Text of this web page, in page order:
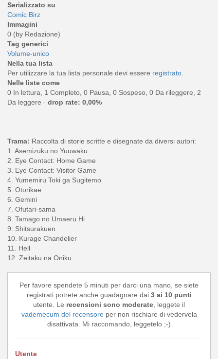
Serializzato su
Comic Birz
Immagini
0 (by Redazione)
Tag generici
Volume-unico
Nella tua lista
Per utilizzare la tua lista personale devi essere registrato.
Nelle liste come
0 In lettura, 1 Completo, 0 Pausa, 0 Sospeso, 0 Da rileggere, 2
Da leggere - drop rate: 0,00%
Trama: Raccolta di storie scritte e disegnate da diversi autori:
1. Asemizuku no Yuuwaku
2. Eye Contact: Home Game
3. Eye Contact: Visitor Game
4. Yumemiru Toki ga Sugitemo
5. Otorikae
6. Gemini
7. Ofutari-sama
8. Tamago no Umaeru Hi
9. Shitsurakuen
10. Kurage Chandelier
11. Hell
12. Zeitaku na Oniku
Per favore spendete 5 minuti per darci una mano, se siete
registrati potrete anche guadagnare dai 3 ai 10 punti
utente. Le recensioni sono moderate, leggete il
vademecum del recensoreper non rischiare di vedervela
disattivata. Mi raccomando, leggetelo ;-)
Utente